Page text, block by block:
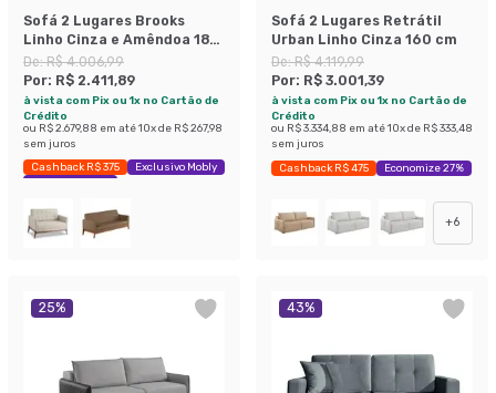
Sofá 2 Lugares Brooks
Linho Cinza e Amêndoa 180
cm
De:R$ 4.006,99
Por: R$ 2.411,89
à vista com Pix ou 1x no Cartão de
Crédito
ou R$ 2.679,88 em até10x de R$ 267,98
sem juros
Cashback R$ 375
Exclusivo Mobly
Economize 39%
Sofá 2 Lugares Retrátil
Urban Linho Cinza 160 cm
De:R$ 4.119,99
Por: R$ 3.001,39
à vista com Pix ou 1x no Cartão de
Crédito
ou R$ 3.334,88 em até10x de R$ 333,48
sem juros
Cashback R$ 475 Economize 27%
+6
25% 43%